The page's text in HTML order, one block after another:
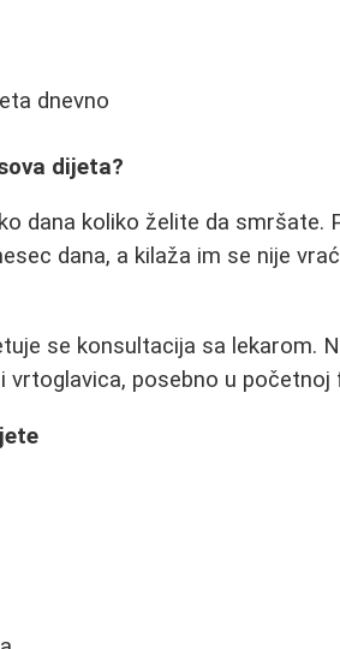
dnevno
dijeta?
dana koliko želite da smršate.
dana, a kilaža im se nije
se konsultacija sa lekarom.
posebno u početnoj